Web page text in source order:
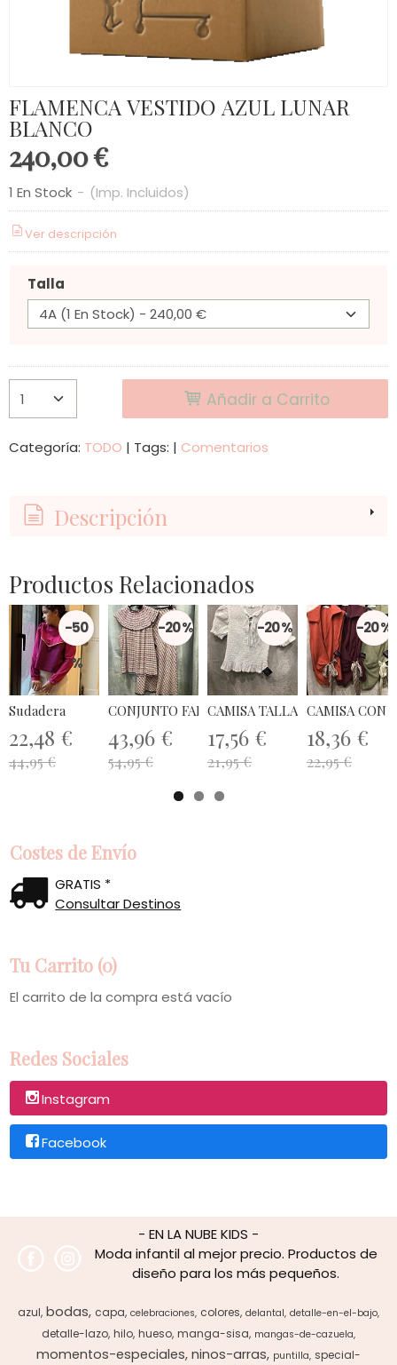
Costes de Envío
GRATIS *
Consultar Destinos
Tu Carrito (0)
El carrito de la compra está vacío
Redes Sociales
Instagram
Facebook
FLAMENCA VESTIDO AZUL LUNAR
BLANCO
240,00 €
1 En Stock - (Imp. Incluidos)
Ver descripción
Talla
Añadir a Carrito
Categoría: TODO | Tags: | Comentarios
Descripción
Productos Relacionados
-50
%
Sudadera
22,48 €
44,95 €
-20 %
CONJUNTO FALDA Y CAMISA TALLA UNICA
43,96 €
54,95 €
-20 %
CAMISA TALLA ÚNICA
17,56 €
21,95 €
-20 %
CAMISA CON
18,36 €
22,95 €
- EN LA NUBE KIDS -
Moda infantil al mejor precio. Productos de
diseño para los más pequeños.
azul bodas capa celebraciones colores delantal detalle-en-el-bajo
detalle-lazo hilo hueso manga-sisa mangas-de-cazuela
momentos-especiales ninos-arras puntilla special-